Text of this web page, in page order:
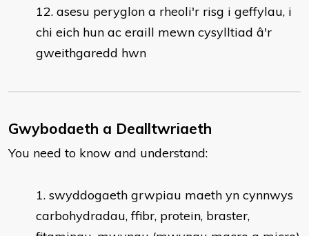
asesu peryglon a rheoli'r risg i geffylau, i
chi eich hun ac eraill mewn cysylltiad â'r
gweithgaredd hwn
Gwybodaeth a Dealltwriaeth
You need to know and understand:
​swyddogaeth grwpiau maeth yn cynnwys
carbohydradau, ffibr, protein, braster,